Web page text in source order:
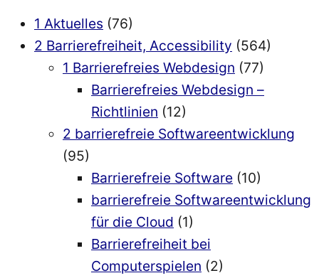
1 Aktuelles (76)
2 Barrierefreiheit, Accessibility (564)
1 Barrierefreies Webdesign (77)
Barrierefreies Webdesign –
Richtlinien (12)
2 barrierefreie Softwareentwicklung
(95)
Barrierefreie Software (10)
barrierefreie Softwareentwicklung
für die Cloud (1)
Barrierefreiheit bei
Computerspielen (2)